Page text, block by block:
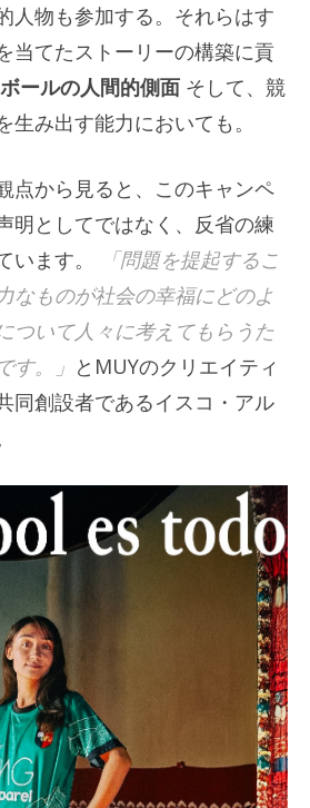
人物も参加する。それらはす
当てたストーリーの構築に貢
ールの人間的側面 そして、競
生み出す能力においても。
点から見ると、このキャンペ
明としてではなく、反省の練
ます。
「問題を提起するこ
なものが社会の幸福にどのよ
ついて人々に考えてもらうた
す。」 とMUYのクリエイティ
同創設者であるイスコ・アル